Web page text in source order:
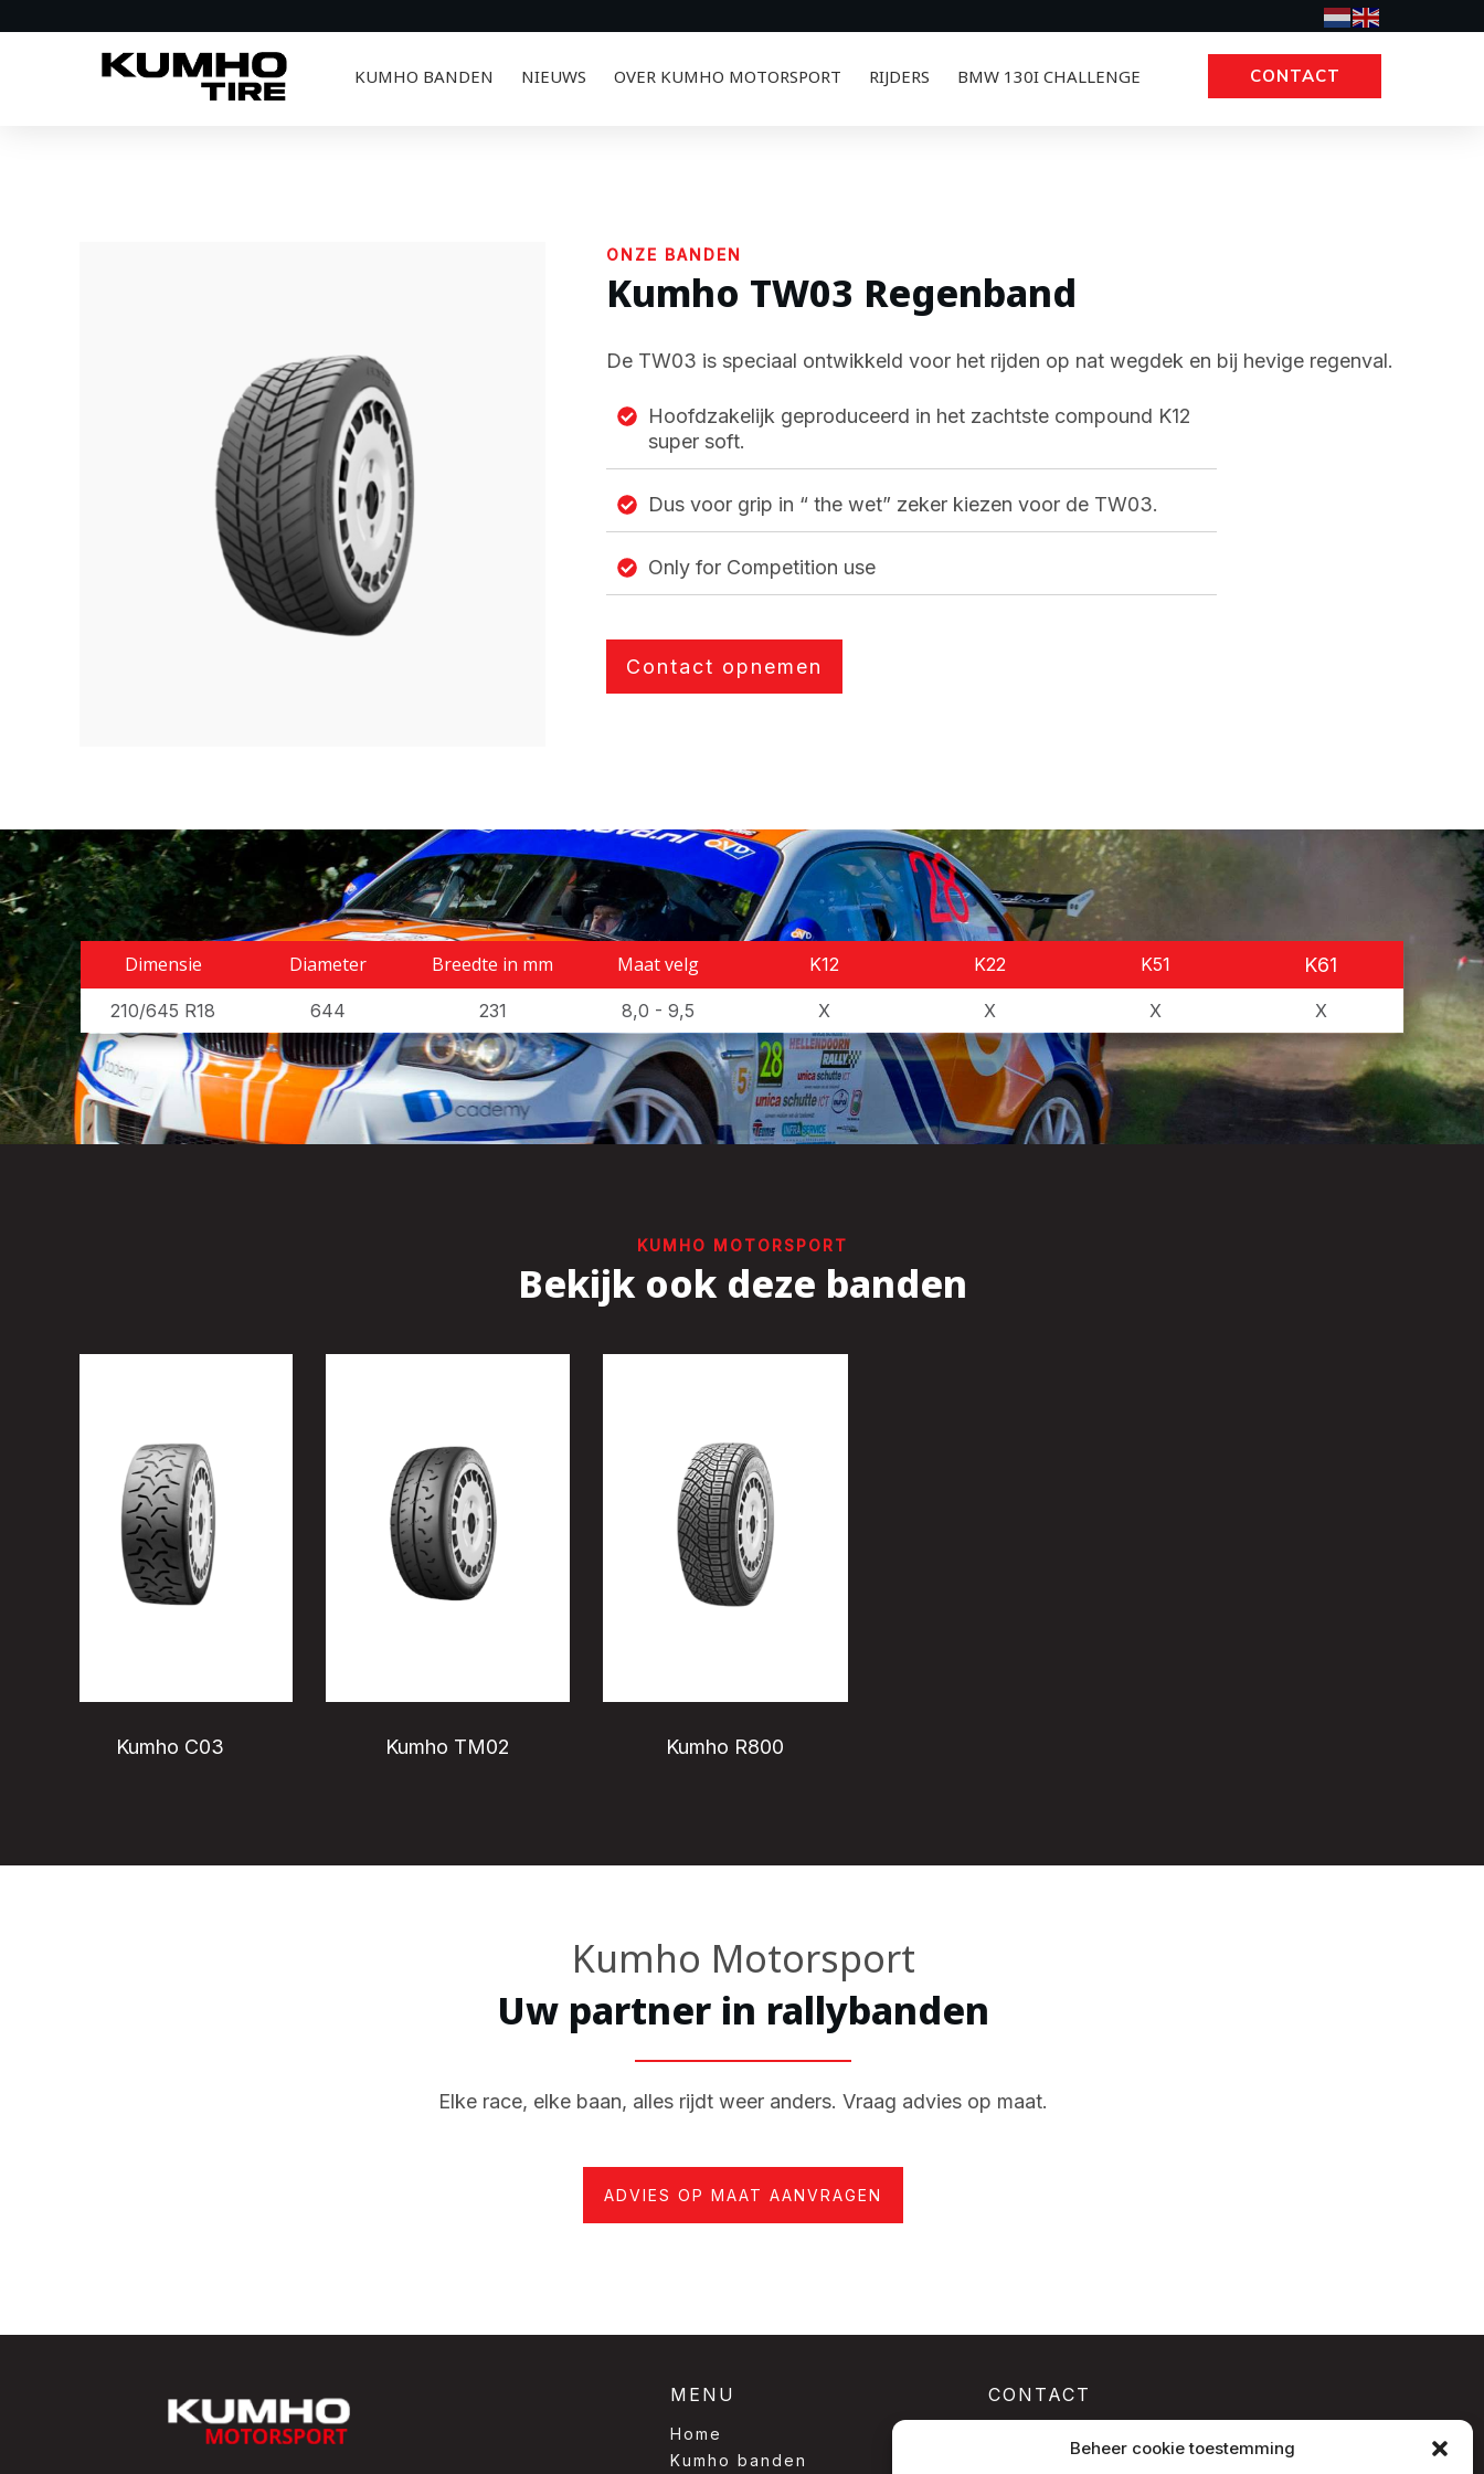
Beheer cookie toestemming
KUMHO BANDEN NIEUWS OVER KUMHO MOTORSPORT RIJDERS BMW 130I CHALLENGE CONTACT
ONZE BANDEN
Kumho TW03 Regenband
De TW03 is speciaal ontwikkeld voor het rijden op nat wegdek en bij hevige regenval.
Hoofdzakelijk geproduceerd in het zachtste compound K12
super soft.
Dus voor grip in “ the wet” zeker kiezen voor de TW03.
Only for Competition use
Contact opnemen
Dimensie Diameter Breedte in mm Maat velg K12 K22 K51 K61
210/645 R18 644 231 8,0 - 9,5 X X X X
KUMHO MOTORSPORT
Bekijk ook deze banden
Kumho C03 Kumho TM02 Kumho R800
Kumho Motorsport
Uw partner in rallybanden
Elke race, elke baan, alles rijdt weer anders. Vraag advies op maat.
ADVIES OP MAAT AANVRAGEN
MENU
Home
Kumho banden
CONTACT
info@kumho-motorsport.nl